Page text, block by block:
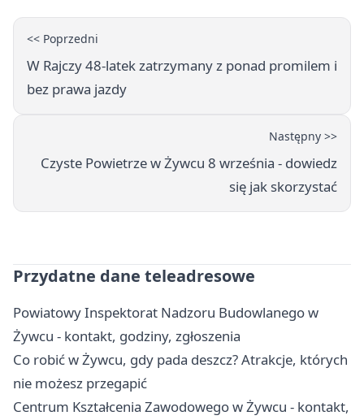
<< Poprzedni
W Rajczy 48-latek zatrzymany z ponad promilem i
bez prawa jazdy
Następny >>
Czyste Powietrze w Żywcu 8 września - dowiedz
się jak skorzystać
Przydatne dane teleadresowe
Powiatowy Inspektorat Nadzoru Budowlanego w
Żywcu - kontakt, godziny, zgłoszenia
Co robić w Żywcu, gdy pada deszcz? Atrakcje, których
nie możesz przegapić
Centrum Kształcenia Zawodowego w Żywcu - kontakt,